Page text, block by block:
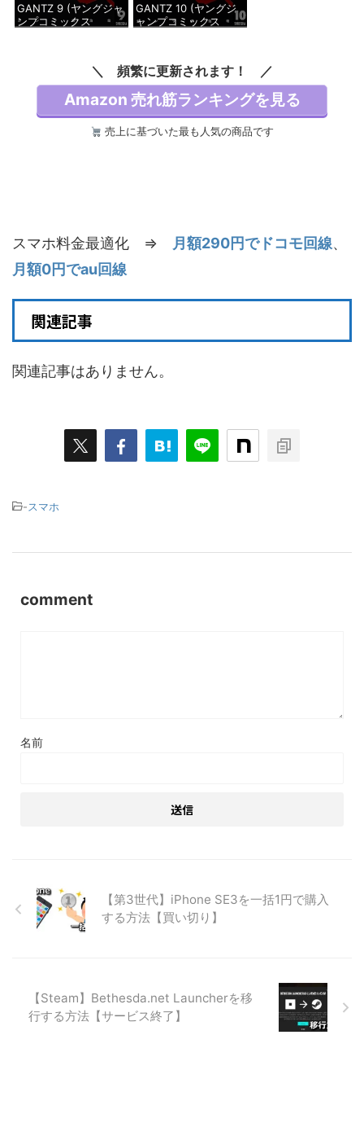
GANTZ 9 (ヤングジャ
ンプコミックス
価格：¥100
GANTZ 10 (ヤングジ
ャンプコミックス
価格：¥100
頻繁に更新されます！
Amazon 売れ筋ランキングを見る
売上に基づいた最も人気の商品です
スマホ料金最適化 ⇒ 月額290円でドコモ回線、
月額0円でau回線
関連記事
関連記事はありません。
-スマホ
comment
名前
【第3世代】iPhone SE3を一括1円で購入
する方法【買い切り】
【Steam】Bethesda.net Launcherを移
行する方法【サービス終了】